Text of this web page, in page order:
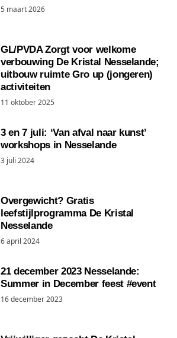
5 maart 2026
GL/PVDA Zorgt voor welkome
verbouwing De Kristal Nesselande;
uitbouw ruimte Gro up (jongeren)
activiteiten
11 oktober 2025
3 en 7 juli: ‘Van afval naar kunst’
workshops in Nesselande
3 juli 2024
Overgewicht? Gratis
leefstijlprogramma De Kristal
Nesselande
6 april 2024
21 december 2023 Nesselande:
Summer in December feest #event
16 december 2023